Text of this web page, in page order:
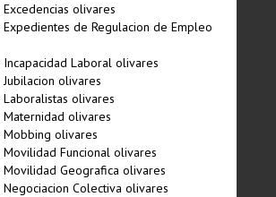
olivares
de Regulacion de Empleo
Laboral olivares
olivares
olivares
olivares
Mobbing olivares
Funcional olivares
Movilidad Geografica olivares
Colectiva olivares